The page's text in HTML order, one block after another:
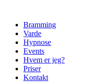
indholdBramming
Varde
Hypnose
Events
Hvem er jeg?
Priser
Kontakt